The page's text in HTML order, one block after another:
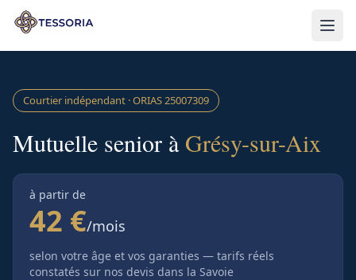
Aller au contenu principal
Courtier indépendant · ORIAS25007309
Mutuelle senior à Grésy-sur-Aix
à partir de
42 €/mois
selon votre âge et vos garanties — tarifs réels
constatés sur nos devis dans la Savoie